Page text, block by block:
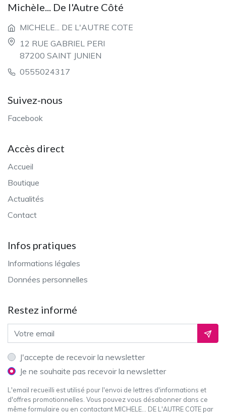
Michèle... De l'Autre Côté
MICHELE... DE L'AUTRE COTE
12 RUE GABRIEL PERI
87200 SAINT JUNIEN
0555024317
Suivez-nous
Facebook
Accès direct
Accueil
Boutique
Actualités
Contact
Infos pratiques
Informations légales
Données personnelles
Restez informé
Adresse email Ok
J'accepte de recevoir la newsletter
Je ne souhaite pas recevoir la newsletter
L'email recueilli est utilisé pour l'envoi de lettres d'informations et
d'offres promotionnelles. Vous pouvez vous désabonner dans ce
même formulaire ou en contactant MICHELE... DE L'AUTRE COTE par